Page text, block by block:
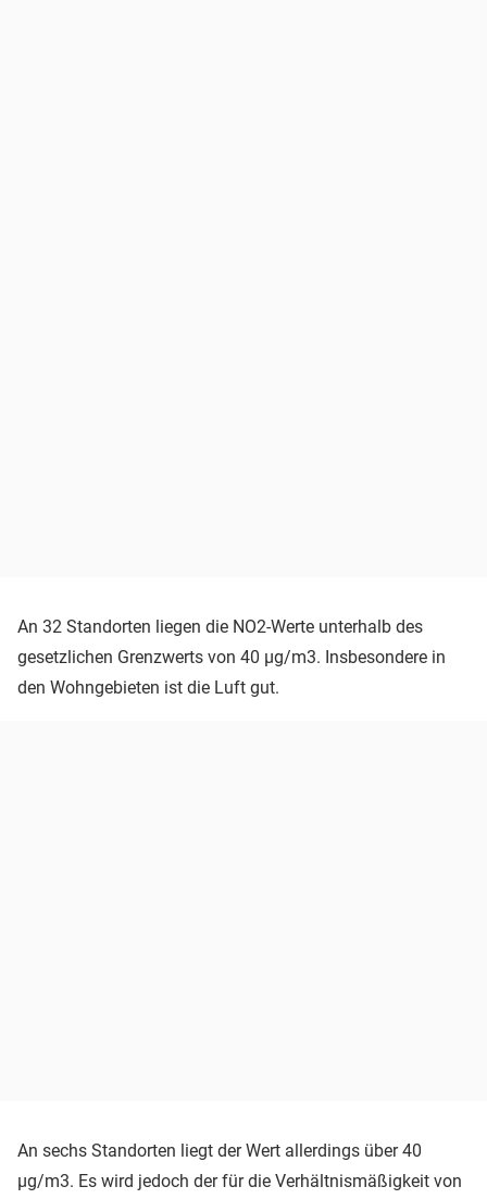
An 32 Standorten liegen die NO2-Werte unterhalb des
gesetzlichen Grenzwerts von 40 µg/m3. Insbesondere in
den Wohngebieten ist die Luft gut.
An sechs Standorten liegt der Wert allerdings über 40
µg/m3. Es wird jedoch der für die Verhältnismäßigkeit von